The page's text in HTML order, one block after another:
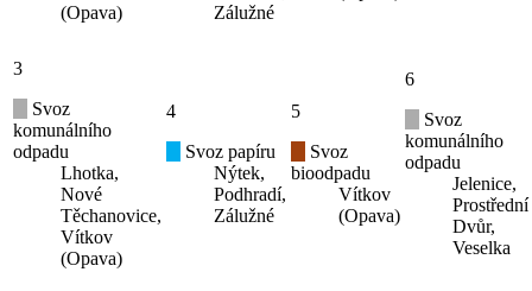
(Opava)
Zálužné
3
Svoz
komunálního
odpadu
Lhotka,
Nové
Těchanovice,
Vítkov
(Opava)
4
Svoz papíru
Nýtek,
Podhradí,
Zálužné
5
Svoz
bioodpadu
Vítkov
(Opava)
6
Svoz
komunálního
odpadu
Jelenice,
Prostřední
Dvůr,
Veselka